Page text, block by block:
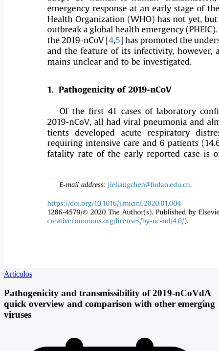
Artículos
Pathogenicity and transmissibility of 2019-nCoVdA
quick overview and comparison with other emerging
viruses